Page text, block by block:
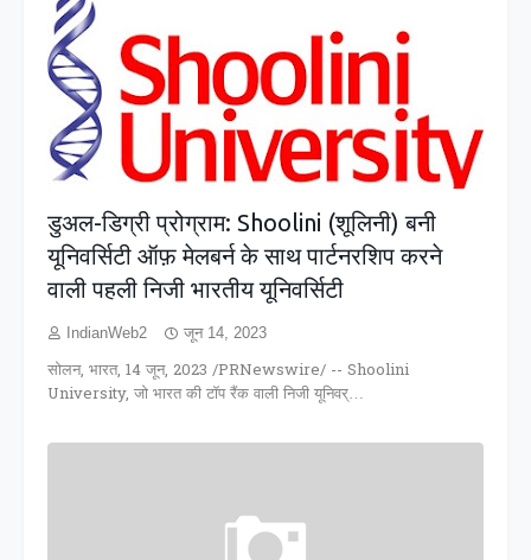
डुअल-डिग्री प्रोग्राम: Shoolini (शूलिनी) बनी
यूनिवर्सिटी ऑफ़ मेलबर्न के साथ पार्टनरशिप करने
वाली पहली निजी भारतीय यूनिवर्सिटी
IndianWeb2 जून 14, 2023
सोलन, भारत, 14 जून, 2023 /PRNewswire/ -- Shoolini
University, जो भारत की टॉप रैंक वाली निजी यूनिवर्…